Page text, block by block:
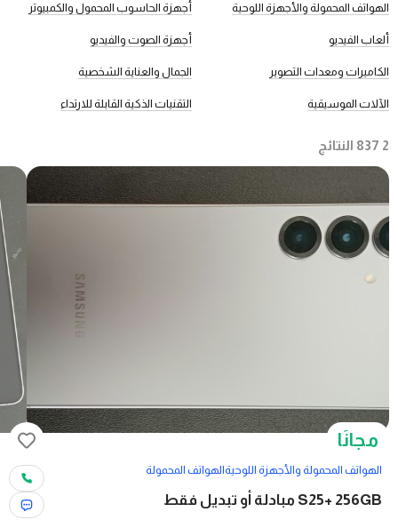
الهواتف المحمولة والأجهزة اللوحية أجهزة الحاسوب المحمول والكمبيوتر
ألعاب الفيديو أجهزة الصوت والفيديو
الكاميرات ومعدات التصوير الجمال والعناية الشخصية
الآلات الموسيقية التقنيات الذكية القابلة للارتداء
2 837 النتائج
مجانًا
الهواتف المحمولة والأجهزة اللوحيةالهواتف المحمولة
S25+ 256GB مبادلة أو تبديل فقط